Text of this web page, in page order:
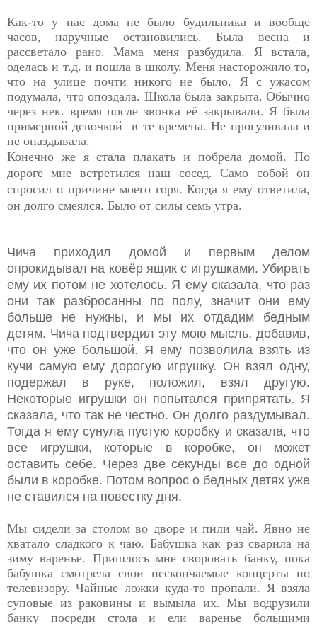
Как-то у нас дома не было будильника и вообще
часов, наручные остановились. Была весна и
рассветало рано. Мама меня разбудила. Я встала,
оделась и т.д. и пошла в школу. Меня насторожило то,
что на улице почти никого не было. Я с ужасом
подумала, что опоздала. Школа была закрыта. Обычно
через нек. время после звонка её закрывали. Я была
примерной девочкой в те времена. Не прогуливала и
не опаздывала.
Конечно же я стала плакать и побрела домой. По
дороге мне встретился наш сосед.Само собой он
спросил о причине моего горя. Когда я ему ответила,
он долго смеялся. Было от силы семь утра.
Чича приходил домой и первым делом
опрокидывал на ковёр ящик с игрушками. Убирать
ему их потом не хотелось. Я ему сказала, что раз
они так разбросанны по полу, значит они ему
больше не нужны, и мы их отдадим бедным
детям. Чича подтвердил эту мою мысль, добавив,
что он уже большой. Я ему позволила взять из
кучи самую ему дорогую игрушку. Он взял одну,
подержал в руке, положил, взял другую.
Некоторые игрушки он попытался припрятать. Я
сказала, что так не честно. Он долго раздумывал.
Тогда я ему сунула пустую коробку и сказала, что
все игрушки, которые в коробке, он может
оставить себе. Через две секунды все до одной
были в коробке. Потом вопрос о бедных детях уже
не ставился на повестку дня.
Мы сидели за столом во дворе и пили чай. Явно не
хватало сладкого к чаю. Бабушка как раз сварила на
зиму варенье. Пришлось мне своровать банку, пока
бабушка смотрела свои нескончаемые концерты по
телевизору. Чайные ложки куда-то пропали. Я взяла
суповые из раковины и вымыла их. Мы водрузили
банку посреди стола и ели варенье большими